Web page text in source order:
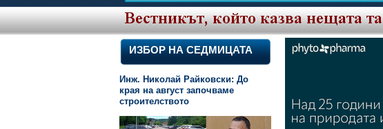
ИЗБОР НА СЕДМИЦАТА
Инж. Николай Райковски: До
края на август започваме
строителството